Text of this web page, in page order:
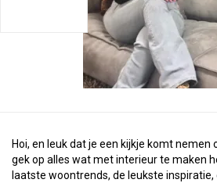
Hoi, en leuk dat je een kijkje komt nemen
gek op alles wat met interieur te maken
laatste woontrends, de leukste